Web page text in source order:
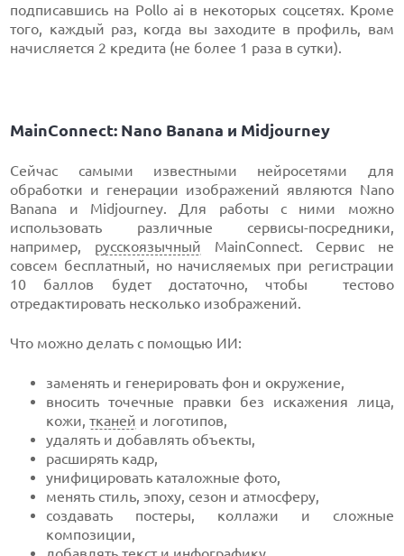
подписавшись на Pollo ai в некоторых соцсетях. Кроме
того, каждый раз, когда вы заходите в профиль, вам
начисляется 2 кредита (не более 1 раза в сутки).
MainConnect: Nano Banana и Midjourney
Сейчас самыми известными нейросетями для
обработки и генерации изображений являются Nano
Banana и Midjourney. Для работы с ними можно
использовать различные сервисы-посредники,
например, русскоязычный MainConnect. Сервис не
совсем бесплатный, но начисляемых при регистрации
10 баллов будет достаточно, чтобы тестово
отредактировать несколько изображений.
Что можно делать с помощью ИИ:
заменять и генерировать фон и окружение,
вносить точечные правки без искажения лица,
кожи,тканей и логотипов,
удалять и добавлять объекты,
расширять кадр,
унифицировать каталожные фото,
менять стиль, эпоху, сезон и атмосферу,
создавать постеры, коллажи и сложные
композиции,